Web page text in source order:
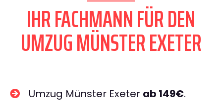
IHR FACHMANN FÜR DEN
UMZUG MÜNSTER EXETER
Umzug Münster Exeter ab 149€.